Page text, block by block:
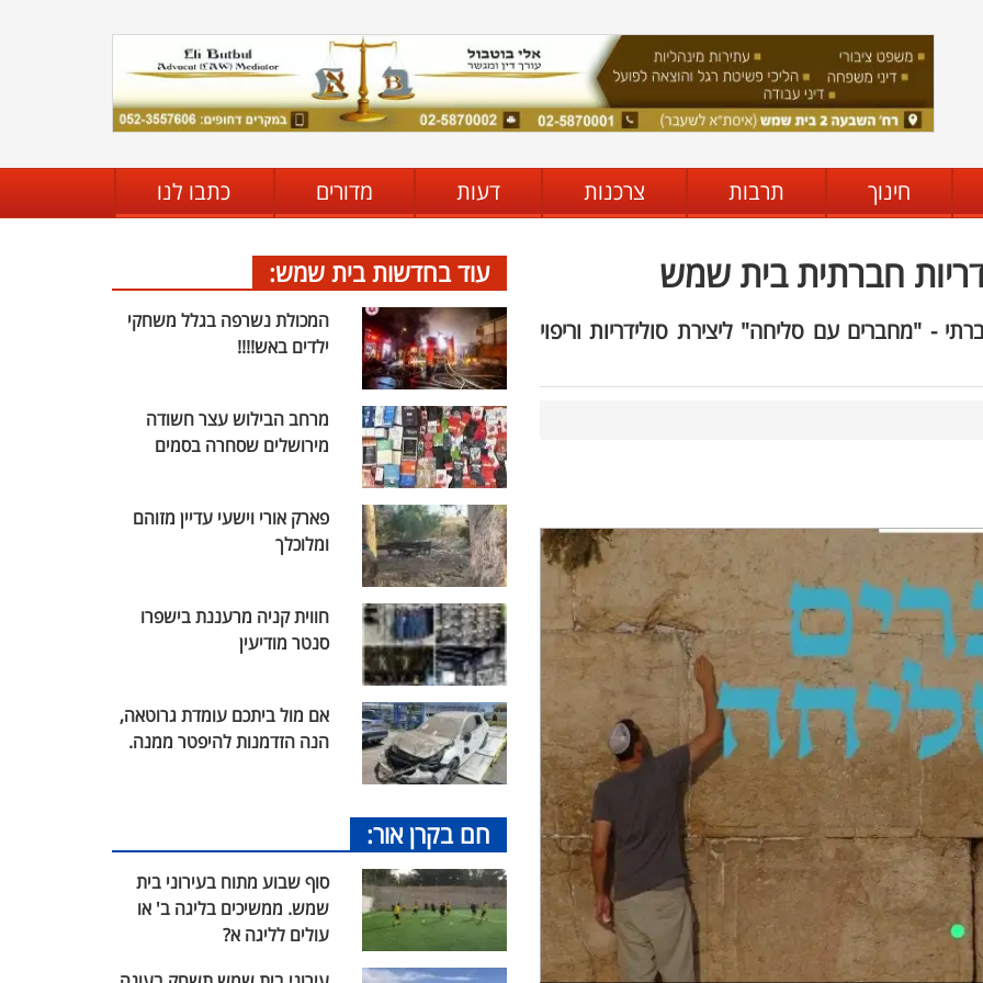
חינוך תרבות צרכנות דעות מדורים כתבו לנו
חברתית בית שמש
- "מחברים עם סליחה" ליצירת סולידריות וריפוי
עוד בחדשות בית שמש:
המכולת נשרפה בגלל משחקי
ילדים באש!!!!
מרחב הבילוש עצר חשודה
מירושלים שסחרה בסמים
פארק אורי וישעי עדיין מזוהם
ומלוכלך
חווית קניה מרעננת בישפרו
סנטר מודיעין
אם מול ביתכם עומדת גרוטאה,
הנה הזדמנות להיפטר ממנה.
חם בקרן אור:
סוף שבוע מתוח בעירוני בית
שמש. ממשיכים בליגה ב' או
עולים לליגה א?